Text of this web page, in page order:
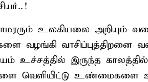
உலகியலை அறியும்
வழங்கி வாசிப்புத்திறனை
உச்சத்தில் இருந்த
வெளியிட்டு உண்மைகளை